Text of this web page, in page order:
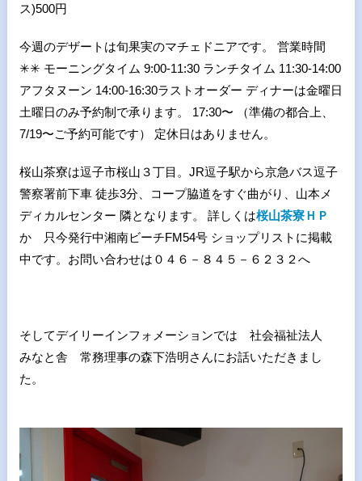
ス)500円
今週のデザートは旬果実のマチェドニアです。 営業時間
✳︎✳︎ モーニングタイム 9:00-11:30 ランチタイム 11:30-14:00
アフタヌーン 14:00-16:30ラストオーダー ディナーは金曜日
土曜日のみ予約制で承ります。 17:30〜 （準備の都合上、
7/19〜ご予約可能です） 定休日はありません。
桜山茶寮は逗子市桜山３丁目。JR逗子駅から京急バス逗子
警察署前下車 徒歩3分、コープ脇道をすぐ曲がり、山本メ
ディカルセンター 隣となります。 詳しくは桜山茶寮ＨＰ
か 只今発行中湘南ビーチFM54号 ショップリストに掲載
中です。お問い合わせは０４６－８４５－６２３２へ
そしてデイリーインフォメーションでは 社会福祉法人
みなと舎 常務理事の森下浩明さんにお話いただきまし
た。